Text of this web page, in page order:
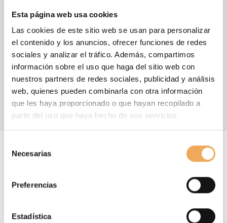
Esta página web usa cookies
Las cookies de este sitio web se usan para personalizar
el contenido y los anuncios, ofrecer funciones de redes
sociales y analizar el tráfico. Además, compartimos
información sobre el uso que haga del sitio web con
nuestros partners de redes sociales, publicidad y análisis
web, quienes pueden combinarla con otra información
que les haya proporcionado o que hayan recopilado a
partir del uso que haya hecho de sus servicios.
Necesarias
Preferencias
Estadística
Control de versiones
Edición de documentos en línea, varios participantes
pueden editar el mismo documento al mismo tiempo
Crear una cuenta en iBinder es gratis y tampoco tiene que
pagar si trabaja en el proyecto de otra persona.
Menor impacto ambiental